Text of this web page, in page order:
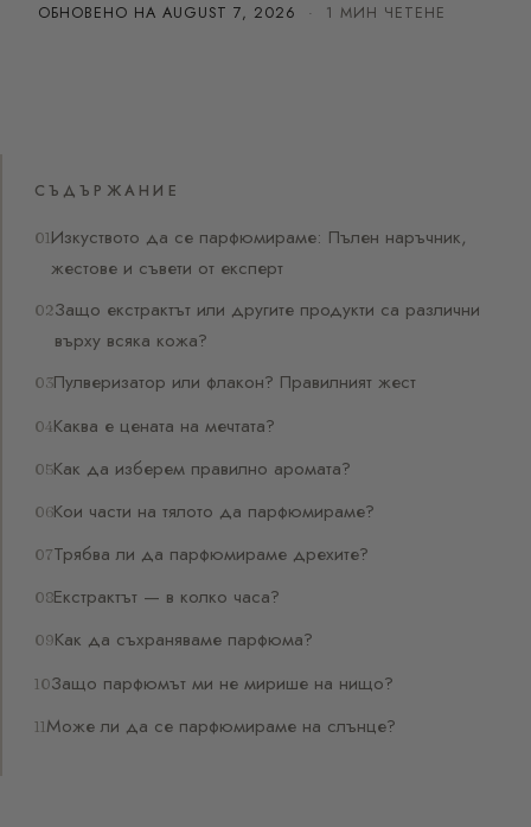
ОБНОВЕНО НА AUGUST 7, 2026 · 1 МИН ЧЕТЕНЕ
СЪДЪРЖАНИЕ
Изкуството да се парфюмираме: Пълен наръчник,
жестове и съвети от експерт
Защо екстрактът или другите продукти са различни
върху всяка кожа?
Пулверизатор или флакон? Правилният жест
Каква е цената на мечтата?
Как да изберем правилно аромата?
Кои части на тялото да парфюмираме?
Трябва ли да парфюмираме дрехите?
Екстрактът — в колко часа?
Как да съхраняваме парфюма?
Защо парфюмът ми не мирише на нищо?
Може ли да се парфюмираме на слънце?